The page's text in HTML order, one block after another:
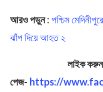
আরও পড়ুন : পশ্চিম
ঝাঁপ দিয়ে আহত ২
লাইক
পেজ- https://